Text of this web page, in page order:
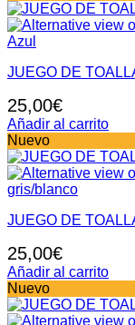
JUEGO DE
25,00€
Añadir al carrito
Nuevo
JUEGO DE
25,00€
Añadir al carrito
Nuevo